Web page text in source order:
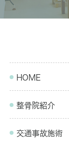
HOME
整骨院紹介
交通事故施術